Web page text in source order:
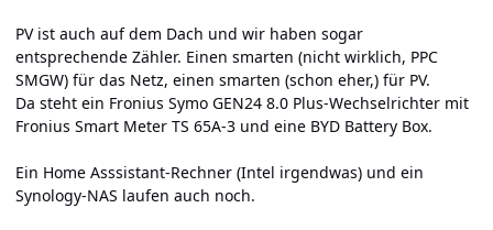
PV ist auch auf dem Dach und wir haben sogar
entsprechende Zähler. Einen smarten (nicht wirklich, PPC
SMGW) für das Netz, einen smarten (schon eher,) für PV.
Da steht ein Fronius Symo GEN24 8.0 Plus-Wechselrichter mit
Fronius Smart Meter TS 65A-3 und eine BYD Battery Box.
Ein Home Asssistant-Rechner (Intel irgendwas) und ein
Synology-NAS laufen auch noch.